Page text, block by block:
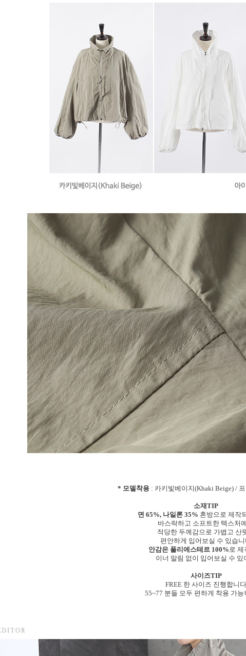
* 모델착용 : 카키빛베이지(Khaki Beige) /
소재TIP
면 65%, 나일론 35% 혼방으로 제작
바스락하고 소프트한 텍스처
적당한 두께감으로 가볍고 산
편안하게 입어보실 수 있습
안감은 폴리에스테르 100%로 제
이너 말림 없이 입어보실 수 있
사이즈TIP
FREE 한 사이즈 진행합니다
55~77 분들 모두 편하게 착용 가능